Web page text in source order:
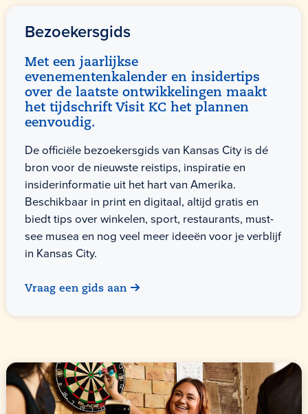
Bezoekersgids
Met een jaarlijkse
evenementenkalender en insidertips
over de laatste ontwikkelingen maakt
het tijdschrift Visit KC het plannen
eenvoudig.
De officiële bezoekersgids van Kansas City is dé
bron voor de nieuwste reistips, inspiratie en
insiderinformatie uit het hart van Amerika.
Beschikbaar in print en digitaal, altijd gratis en
biedt tips over winkelen, sport, restaurants, must-
see musea en nog veel meer ideeën voor je verblijf
in Kansas City.
Vraag een gids aan